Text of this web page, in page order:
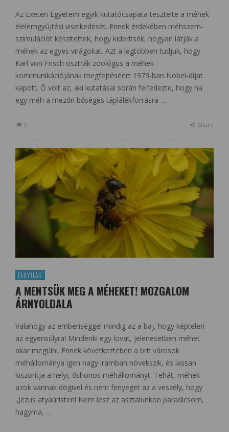
Az Exeteri Egyetem egyik kutatócsapata tesztelte a méhek
élelemgyűjtési viselkedését. Ennek érdekében méhszem-
szimulációt készítettek, hogy kiderítsék, hogyan látják a
méhek az egyes virágokat. Azt a legtöbben tudjuk, hogy
Karl von Frisch osztrák zoológus a méhek
kommunikációjának megfejtéséért 1973-ban Nobel-díjat
kapott. Ő volt az, aki kutatásai során felfedezte, hogy ha
egy méh a mezőn bőséges táplálékforrásra …
0 Share
ÉLŐVILÁG
A MENTSÜK MEG A MÉHEKET! MOZGALOM
ÁRNYOLDALA
Valahogy az emberiséggel mindig az a baj, hogy képtelen
az egyensúlyra! Mindenki egy lovat, jelenesetben méhet
akar megülni. Ennek következtében a brit városok
méhállománya igen nagy iramban növekszik, és lassan
kiszorítja a helyi, őshonos méhállományt. Tehát, méhek
azok vannak dögivel és nem fenyeget az a veszély, hogy
„Jézus atyaúristen! Nem lesz az asztalunkon paradicsom,
hagyma, …